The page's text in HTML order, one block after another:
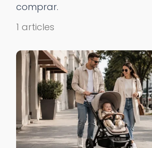
comprar.
1 articles